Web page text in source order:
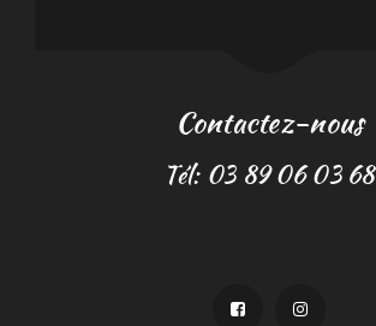
Contactez-nous
Tél: 03 89 06 03 68